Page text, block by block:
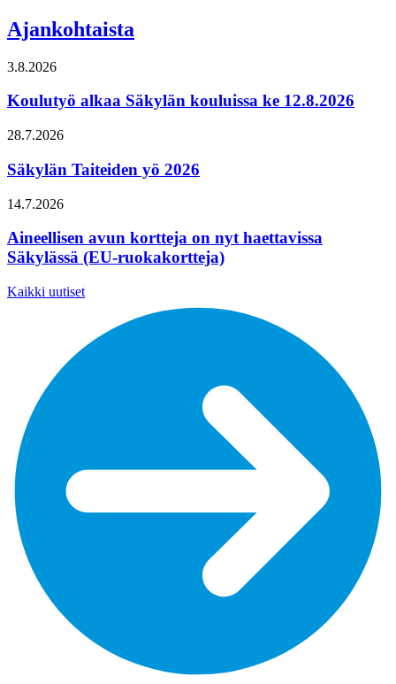
Ajankohtaista
3.8.2026
Koulutyö alkaa Säkylän kouluissa ke 12.8.2026
28.7.2026
Säkylän Taiteiden yö 2026
14.7.2026
Aineellisen avun kortteja on nyt haettavissa
Säkylässä (EU-ruokakortteja)
Kaikki uutiset